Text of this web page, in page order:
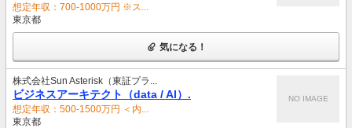
想定年収：700-1000万円 ※ス...
東京都
気になる！
株式会社Sun Asterisk（東証プラ...
ビジネスアーキテクト（data / AI）.
想定年収：500-1500万円 ＜内...
東京都
NO IMAGE